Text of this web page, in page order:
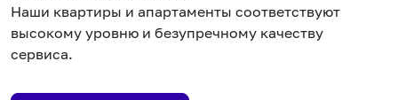
Наши квартиры и апартаменты соответствуют
высокому уровню и безупречному качеству
сервиса.